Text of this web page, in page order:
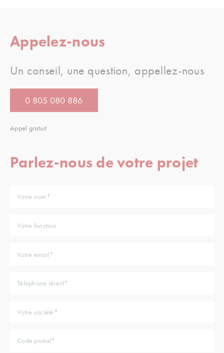
Appelez-nous
Un conseil, une question, appellez-nous
0 805 080 886
Appel gratuit
Parlez-nous de votre projet